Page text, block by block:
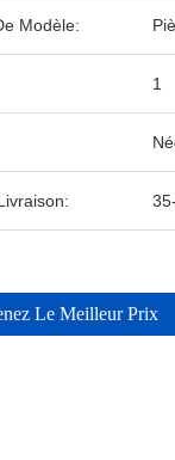
Modèle:
1
Le Meilleur Prix